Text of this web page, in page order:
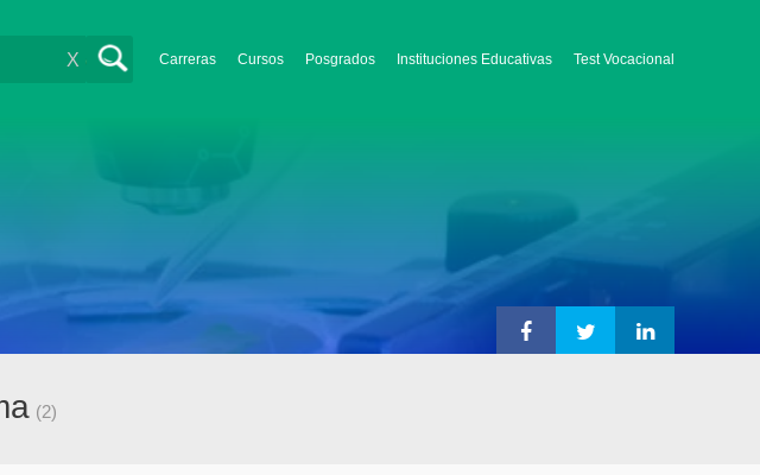
Carreras Cursos Posgrados Instituciones Educativas Test Vocacional
X
(2)